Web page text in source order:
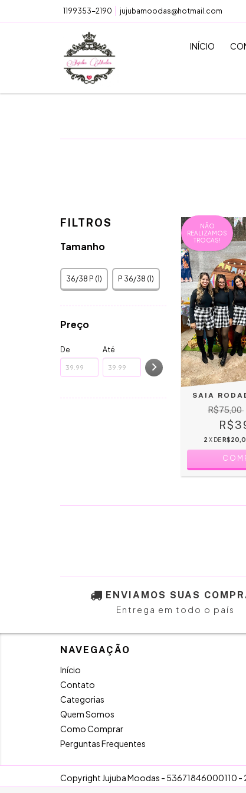
1199353-2190 jujubamoodas@hotmail.com
INÍCIO
FILTROS
Tamanho
36/38 P (1) P 36/38 (1)
Preço
De Até
NÃO
REALIZAMOS
TROCAS!
SAIA
R$75,00
2 X DE
ENVIAMOS SUAS
Entrega em todo o país
NAVEGAÇÃO
Início
Contato
Categorias
Quem Somos
Como Comprar
Perguntas Frequentes
Copyright Jujuba Moodas - 53671846000110 -